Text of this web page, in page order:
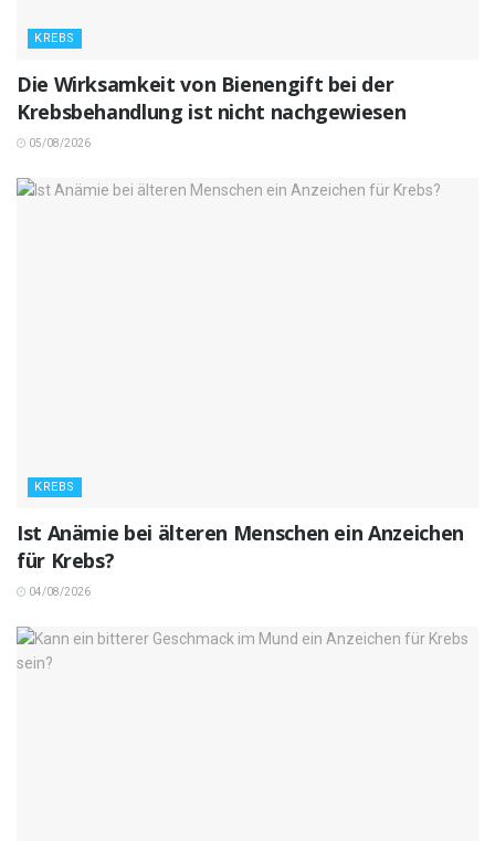
KREBS
Die Wirksamkeit von Bienengift bei der
Krebsbehandlung ist nicht nachgewiesen
05/08/2026
KREBS
Ist Anämie bei älteren Menschen ein Anzeichen
für Krebs?
04/08/2026